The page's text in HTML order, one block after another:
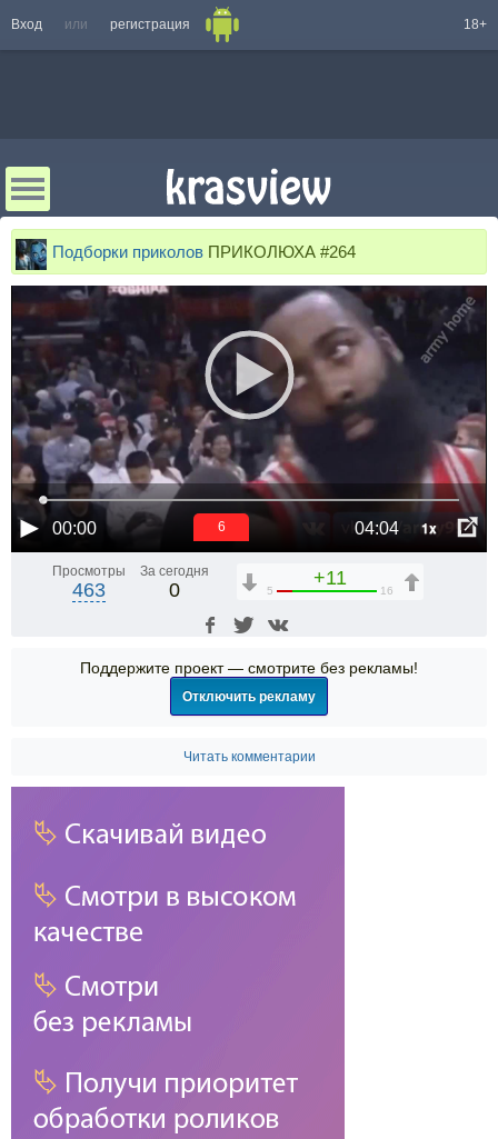
Вход или регистрация 18+
Подборки приколов ПРИКОЛЮХА #264
00:00 04:04 1x
6
Просмотры
463
За сегодня
0
+11
5 16
Поддержите проект — смотрите без рекламы!
Отключить рекламу
Читать комментарии